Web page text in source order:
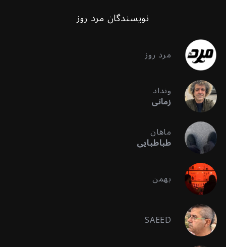
نویسندگان مرد روز
مرد روز
ونداد
زمانی
ماهان
طباطبایی
بهمن
SAEED